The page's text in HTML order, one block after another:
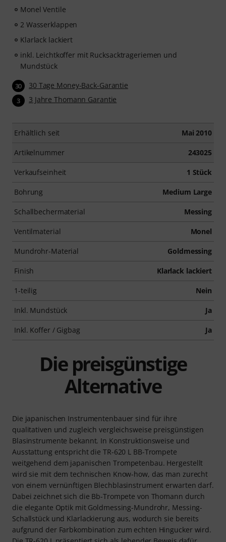
Monel Ventile
2 Wasserklappen
Klarlack lackiert
inkl. Leichtkoffer mit Rucksacktrageriemen und
Mundstück
30 30 Tage Money-Back-Garantie
3 3 Jahre Thomann Garantie
Erhältlich seit Mai 2010
Artikelnummer 243025
Verkaufseinheit 1 Stück
Bohrung Medium Large
Schallbechermaterial Messing
Ventilmaterial Monel
Mundrohr-Material Goldmessing
Finish Klarlack lackiert
1-teilig Nein
Inkl. Mundstück Ja
Inkl. Koffer / Gigbag Ja
Die preisgünstige
Alternative
Die japanischen Instrumentenbauer sind für ihre
qualitativen und zugleich vergleichsweise preisgünstigen
Blasinstrumente bekannt. In Konstruktionsweise und
Ausstattung entspricht die TR-620 L BB-Trompete
weitgehend dem japanischen Trompetenbau. Hergestellt
wird sie mit dem technischen Know-how, das man zurecht
von einem vernünftigen Blechblasinstrument erwarten darf.
Dabei zeichnet sich die Bb-Trompete von Thomann durch
die elegante Optik mit Goldmessing-Mundrohr, Messing-
Schallstück und Klarlackierung aus, wodurch sie bereits
aufgrund der Farbkombination zum echten Hingucker wird.